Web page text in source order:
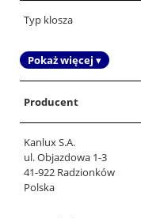
Typ klosza
Pokaż więcej ▾
Producent
Kanlux S.A.
ul. Objazdowa 1-3
41-922 Radzionków
Polska